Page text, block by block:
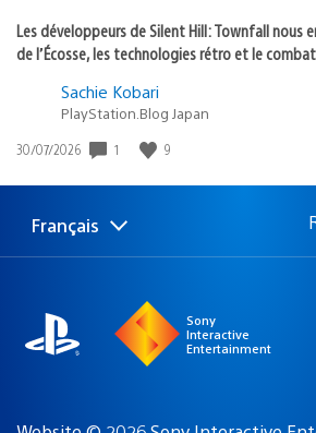
Les développeurs de Silent Hill: Townfall nous
de l’Écosse, les technologies rétro et le
Sachie Kobari
PlayStation.Blog Japan
Date
publication
30/07/2026 1 9
Choisir
une
Région
actuelle
Français
Sony
Interactive
Entertainment